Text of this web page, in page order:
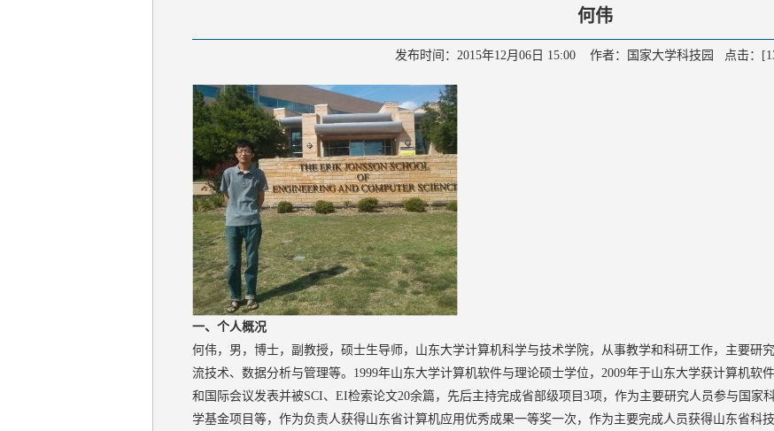
何伟
发布时间：2015年12月06日 15:00 作者：国家大学科技园 点击：[
一、 个人概况
何伟，男，博士，副教授，硕士生导师，山东大学计算机科学与技术学院，从事教学和科研工作，主要研
流技术、数据分析与管理等。1999年山东大学计算机软件与理论硕士学位，2009年于山东大学获计算机软
和国际会议发表并被SCI、EI检索论文20余篇，先后主持完成省部级项目3项，作为主要研究人员参与国家
学基金项目等，作为负责人获得山东省计算机应用优秀成果一等奖一次，作为主要完成人员获得山东省科